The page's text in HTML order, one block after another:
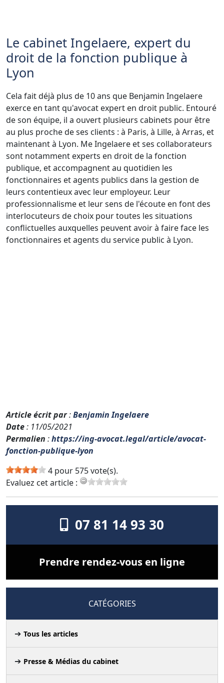
Le cabinet Ingelaere, expert du
droit de la fonction publique à
Lyon
Cela fait déjà plus de 10 ans que Benjamin Ingelaere
exerce en tant qu'avocat expert en droit public. Entouré
de son équipe, il a ouvert plusieurs cabinets pour être
au plus proche de ses clients : à Paris, à Lille, à Arras, et
maintenant à Lyon. Me Ingelaere et ses collaborateurs
sont notamment experts en droit de la fonction
publique, et accompagnent au quotidien les
fonctionnaires et agents publics dans la gestion de
leurs contentieux avec leur employeur. Leur
professionnalisme et leur sens de l'écoute en font des
interlocuteurs de choix pour toutes les situations
conflictuelles auxquelles peuvent avoir à faire face les
fonctionnaires et agents du service public à Lyon.
Article écrit par:Benjamin Ingelaere
Date: 11/05/2021
Permalien :https://ing-avocat.legal/article/avocat-
fonction-publique-lyon
4 pour 575 vote(s).
Evaluez cet article :
07 81 14 93 30
Prendre rendez-vous en ligne
CATÉGORIES
Tous les articles
Presse & Médias du cabinet